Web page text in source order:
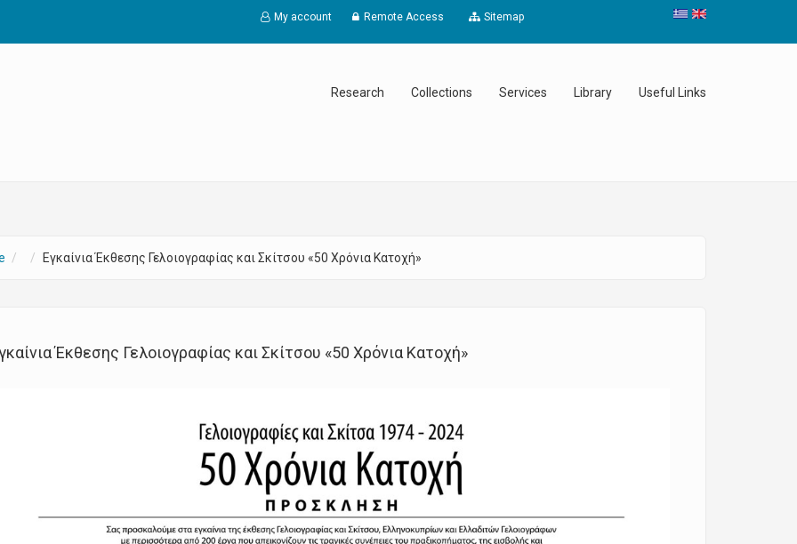
My account Remote Access Sitemap
Research Collections Services Library Useful Links
Εγκαίνια Έκθεσης Γελοιογραφίας και Σκίτσου «50 Χρόνια Κατοχή»
Έκθεσης Γελοιογραφίας και Σκίτσου «50 Χρόνια Κατοχή»